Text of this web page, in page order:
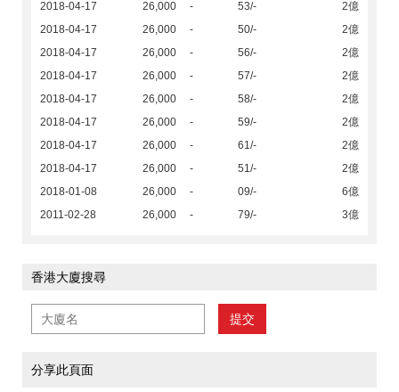
2018-04-17
26,000 - 53/-
2億
2018-04-17
26,000 - 50/-
2億
2018-04-17
26,000 - 56/-
2億
2018-04-17
26,000 - 57/-
2億
2018-04-17
26,000 - 58/-
2億
2018-04-17
26,000 - 59/-
2億
2018-04-17
26,000 - 61/-
2億
2018-04-17
26,000 - 51/-
2億
2018-01-08
26,000 - 09/-
6億
2011-02-28
26,000 - 79/- 3億
香港大廈搜尋
提交
分享此頁面